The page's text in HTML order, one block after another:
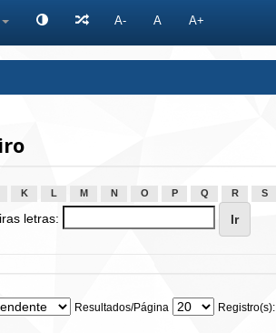
A- A A+
K L M N O P Q R S
letras:
Resultados/Página Registro(s):